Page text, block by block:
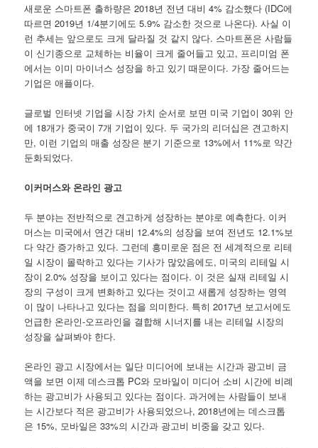
새로운 스마트폰 출하량은 2018년 전년 대비 4% 감소했다 (IDC에
따르면 2019년 1/4분기에도 5.9% 감소한 것으로 나온다). 사실 이
런 추세는 앞으로도 크게 달라질 것 같지 않다. 스마트폰은 사람들
이 신기종으로 교체하는 비율이 크게 줄어들고 있고, 프리미엄 폰
에서는 이미 마이너스 성장을 하고 있기 때문이다. 가장 줄어드는
기업은 애플이다.
글로벌 인터넷 기업을 시장 가치 순서로 보면 미국 기업이 30위 안
에 18개가 중국이 7개 기업이 있다. 두 국가의 리더십은 견고하지
만, 이런 기업의 매출 성장은 분기 기준으로 13%에서 11%로 약간
둔화되었다.
이커머스와 온라인 광고
두 분야는 전반적으로 견고하게 성장하는 분야로 예측한다. 이커
머스는 미국에서 연간 대비 12.4%의 성장을 보여 전년도 12.1%보
다 약간 증가하고 있다. 그런데 흥미로운 점은 전 세계적으로 리테
일 시장이 몰락하고 있다는 기사가 많았음에도, 미국의 리테일 시
장이 2.0% 성장을 보이고 있다는 점이다. 이 것은 실재 리테일 시
장의 구성이 크게 변화하고 있다는 것이고 새롭게 성장하는 영역
이 많이 나타나고 있다는 점을 의미한다. 특히 2017년 보고서에도
언급한 온라인-오프라인을 결합해 시너지를 내는 리테일 시장의
성장을 살펴봐야 한다.
온라인 광고 시장에서는 일단 미디어에 보내는 시간과 광고비 금
액을 보면 이제 데스크톱 PC와 모바일이 미디어 소비 시간에 비례
하는 광고비가 사용되고 있다는 점이다. 과거에는 사람들이 보내
는 시간보다 적은 광고비가 사용되었으나, 2018년에는 데스크톱
은 15%, 모바일은 33%의 시간과 광고비 비중을 갖고 있다.